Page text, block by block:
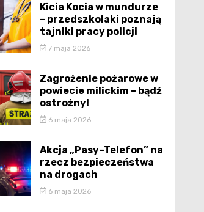
Kicia Kocia w mundurze
– przedszkolaki poznają
tajniki pracy policji
7 maja 2026
Zagrożenie pożarowe w
powiecie milickim – bądź
ostrożny!
6 maja 2026
Akcja „Pasy–Telefon” na
rzecz bezpieczeństwa
na drogach
6 maja 2026